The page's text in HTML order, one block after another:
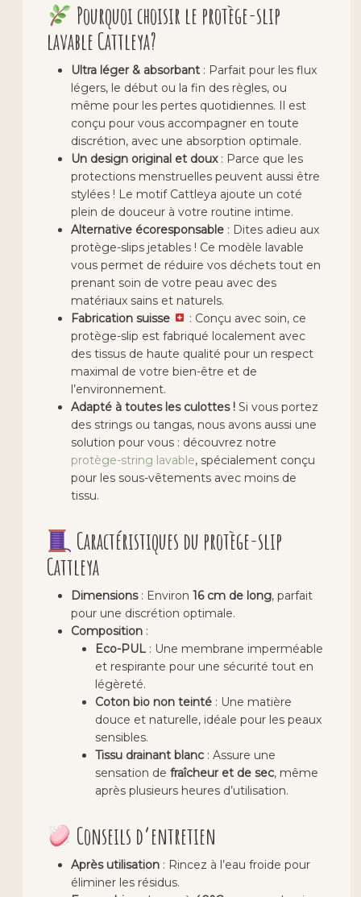
Pourquoi choisir le protège-slip
lavable Cattleya?
Ultra léger & absorbant : Parfait pour les flux
légers, le début ou la fin des règles, ou
même pour les pertes quotidiennes. Il est
conçu pour vous accompagner en toute
discrétion, avec une absorption optimale.
Un design original et doux: Parce que les
protections menstruelles peuvent aussi être
stylées ! Le motif Cattleya ajoute un coté
plein de douceur à votre routine intime.
Alternative écoresponsable : Dites adieu aux
protège-slips jetables ! Ce modèle lavable
vous permet de réduire vos déchets tout en
prenant soin de votre peau avec des
matériaux sains et naturels.
Fabrication suisse
: Conçu avec soin, ce
protège-slip est fabriqué localement avec
des tissus de haute qualité pour un respect
maximal de votre bien-être et de
l’environnement.
Adapté à toutes les culottes ! Si vous portez
des strings ou tangas, nous avons aussi une
solution pour vous : découvrez notre
protège-string lavable, spécialement conçu
pour les sous-vêtements avec moins de
tissu.
Caractéristiques du protège-slip
Cattleya
Dimensions: Environ16 cm de long, parfait
pour une discrétion optimale.
Composition :
Eco-PUL : Une membrane imperméable
et respirante pour une sécurité tout en
légèreté.
Coton bio non teinté : Une matière
douce et naturelle, idéale pour les peaux
sensibles.
Tissu drainant blanc : Assure une
sensation defraîcheur et de sec, même
après plusieurs heures d’utilisation.
Conseils d’entretien
Après utilisation : Rincez à l’eau froide pour
éliminer les résidus.